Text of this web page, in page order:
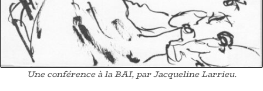
Une conférence à la BAI, par Jacqueline Larrieu.